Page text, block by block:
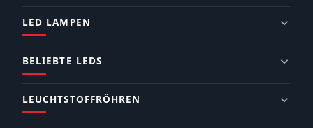
LED LAMPEN
BELIEBTE LEDS
LEUCHTSTOFFRÖHREN